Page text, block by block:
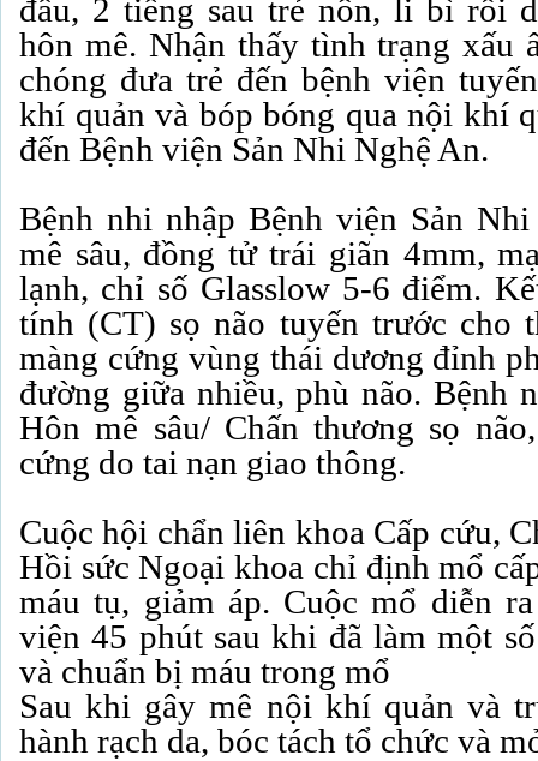
đầu, 2 tiếng sau trẻ nôn, li bì rồi
hôn mê. Nhận thấy tình trạng xấu
chóng đưa trẻ đến bệnh viện
khí quản và bóp bóng qua nội khí
đến Bệnh viện Sản Nhi Nghệ An.
Bệnh nhi nhập Bệnh viện Sản
mê sâu, đồng tử trái giãn 4mm,
lạnh, chỉ số Glasslow 5-6 điểm.
tính (CT) sọ não tuyến trước cho
màng cứng vùng thái dương đỉnh
đường giữa nhiều, phù não. Bệnh
Hôn mê sâu/ Chấn thương sọ
cứng do tai nạn giao thông.
Cuộc hội chẩn liên khoa Cấp cứu,
Hồi sức Ngoại khoa chỉ định mổ
máu tụ, giảm áp. Cuộc mổ diễn
viện 45 phút sau khi đã làm một
và chuẩn bị máu trong mổ
Sau khi gây mê nội khí quản và
hành rạch da, bóc tách tổ chức và